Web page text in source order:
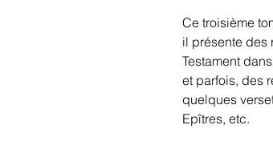
Ce troisième
il présente des
Testament
et parfois, des
quelques
Epîtres, etc.